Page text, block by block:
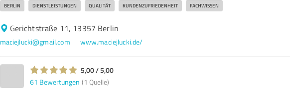
BERLIN DIENSTLEISTUNGEN QUALITÄT KUNDENZUFRIEDENHEIT FACHWISSEN
Gerichtstraße 11, 13357 Berlin
maciejlucki@gmail.com www.maciejlucki.de/
5,00 / 5,00
61 Bewertungen (1 Quelle)